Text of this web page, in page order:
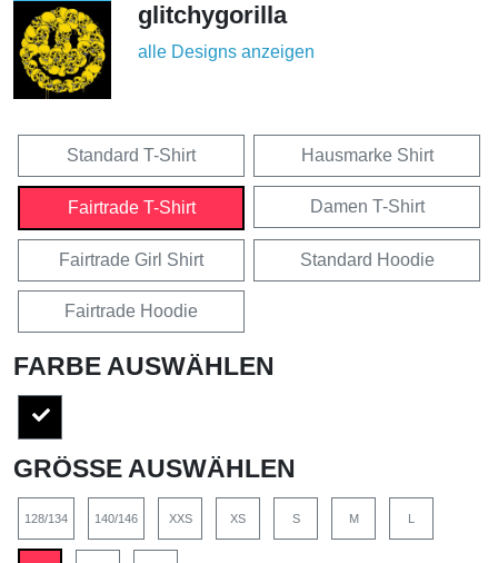
glitchygorilla
alle Designs anzeigen
Standard T-Shirt Hausmarke Shirt
Fairtrade T-Shirt Damen T-Shirt
Fairtrade Girl Shirt Standard Hoodie
Fairtrade Hoodie
FARBE AUSWÄHLEN
GRÖSSE AUSWÄHLEN
128/134 140/146 XXS XS S M L